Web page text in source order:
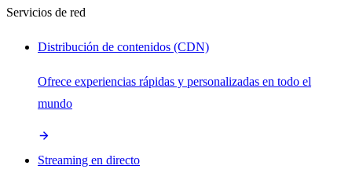
Servicios de red
Distribución de contenidos (CDN)
Ofrece experiencias rápidas y personalizadas en todo el
mundo
Streaming en directo